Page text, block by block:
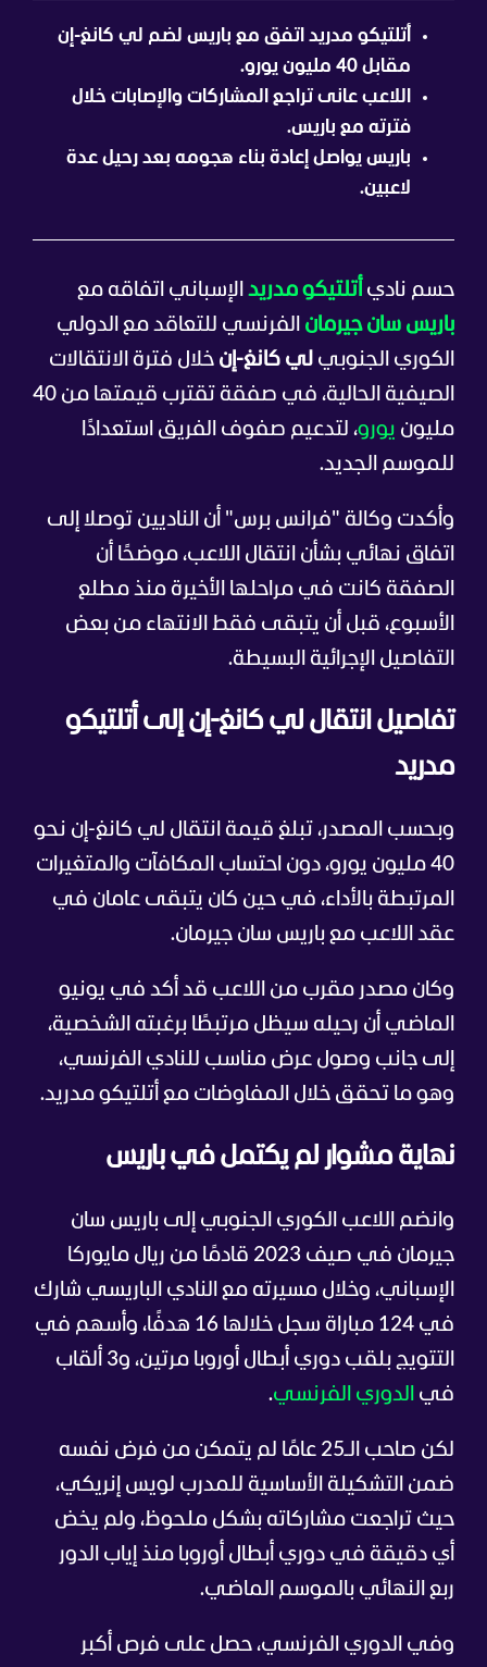
أتلتيكو مدريد اتفق مع باريس لضم لي كانغ-إن
مقابل 40 مليون يورو.
اللاعب عانى تراجع المشاركات والإصابات خلال
فترته مع باريس.
باريس يواصل إعادة بناء هجومه بعد رحيل عدة
لاعبين.
حسم نادي أتلتيكو مدريد الإسباني اتفاقه مع
باريس سان جيرمان الفرنسي للتعاقد مع الدولي
الكوري الجنوبي لي كانغ-إن خلال فترة الانتقالات
الصيفية الحالية، في صفقة تقترب قيمتها من 40
مليون يورو، لتدعيم صفوف الفريق استعدادًا
للموسم الجديد.
وأكدت وكالة "فرانس برس" أن الناديين توصلا إلى
اتفاق نهائي بشأن انتقال اللاعب، موضحًا أن
الصفقة كانت في مراحلها الأخيرة منذ مطلع
الأسبوع، قبل أن يتبقى فقط الانتهاء من بعض
التفاصيل الإجرائية البسيطة.
تفاصيل انتقال لي كانغ-إن إلى أتلتيكو
مدريد
وبحسب المصدر، تبلغ قيمة انتقال لي كانغ-إن نحو
40 مليون يورو، دون احتساب المكافآت والمتغيرات
المرتبطة بالأداء، في حين كان يتبقى عامان في
عقد اللاعب مع باريس سان جيرمان.
وكان مصدر مقرب من اللاعب قد أكد في يونيو
الماضي أن رحيله سيظل مرتبطًا برغبته الشخصية،
إلى جانب وصول عرض مناسب للنادي الفرنسي،
وهو ما تحقق خلال المفاوضات مع أتلتيكو مدريد.
نهاية مشوار لم يكتمل في باريس
وانضم اللاعب الكوري الجنوبي إلى باريس سان
جيرمان في صيف 2023 قادمًا من ريال مايوركا
الإسباني، وخلال مسيرته مع النادي الباريسي شارك
في 124 مباراة سجل خلالها 16 هدفًا، وأسهم في
التتويج بلقب دوري أبطال أوروبا مرتين، و3 ألقاب
في الدوري الفرنسي.
لكن صاحب الـ25 عامًا لم يتمكن من فرض نفسه
ضمن التشكيلة الأساسية للمدرب لويس إنريكي،
حيث تراجعت مشاركاته بشكل ملحوظ، ولم يخض
أي دقيقة في دوري أبطال أوروبا منذ إياب الدور
ربع النهائي بالموسم الماضي.
وفي الدوري الفرنسي، حصل على فرص أكبر